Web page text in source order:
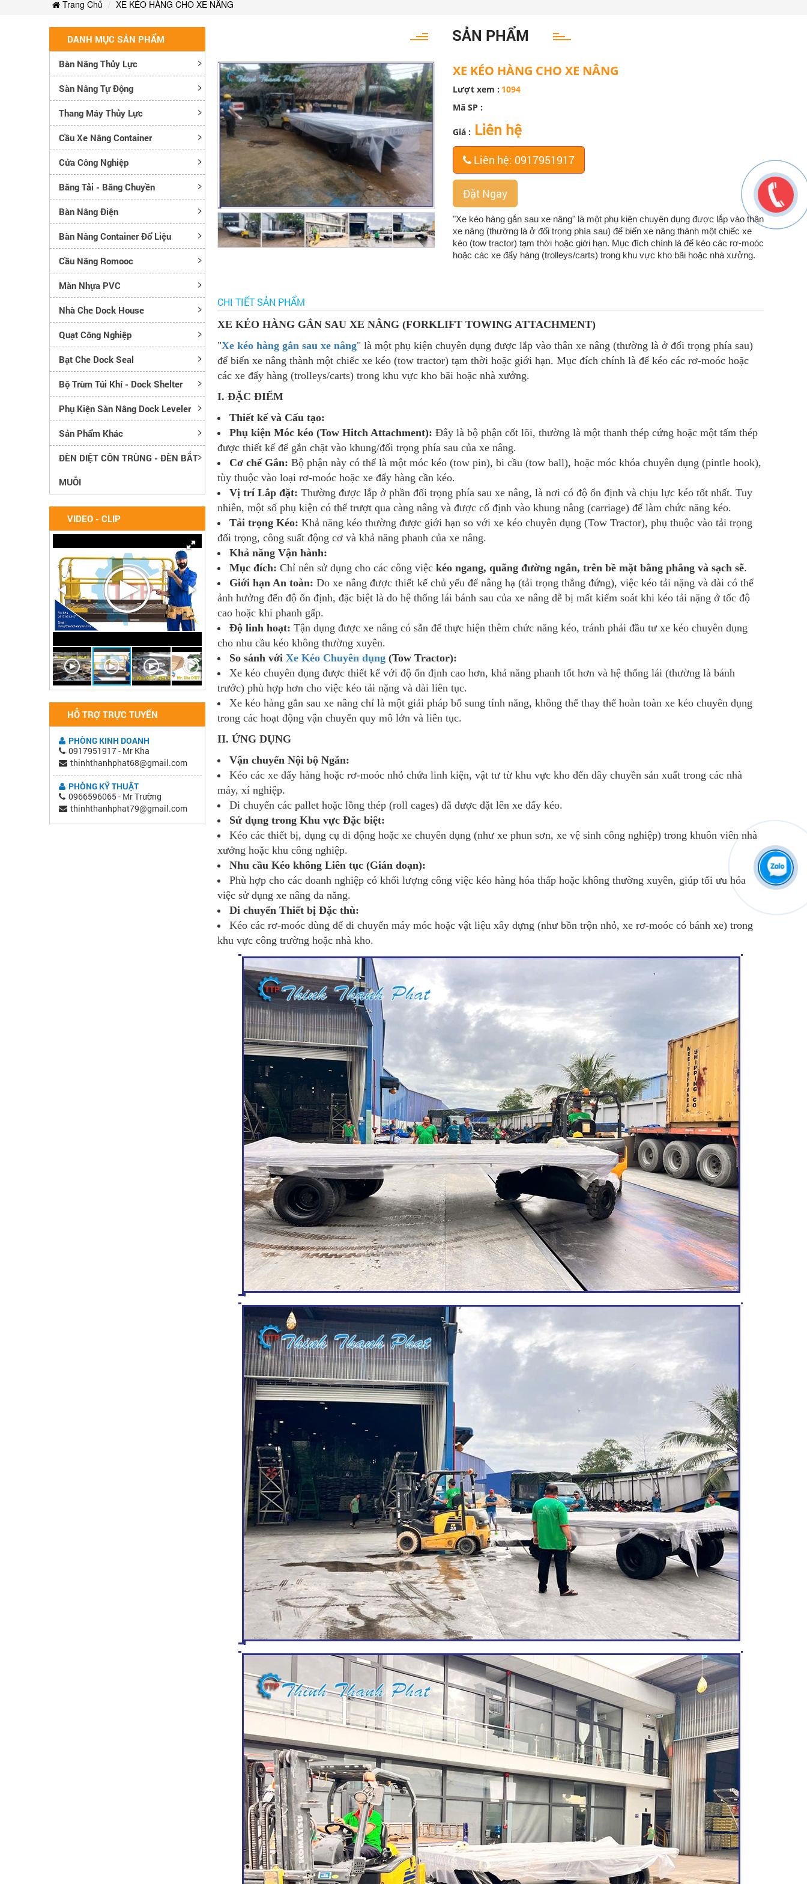
Trang Chủ XE KÉO HÀNG CHO XE NÂNG
DANH MỤC SẢN PHẨM
Bàn Nâng Thủy Lực
Sàn Nâng Tự Động
Thang Máy Thủy Lực
Cầu Xe Nâng Container
Cửa Công Nghiệp
Băng Tải - Băng Chuyền
Bàn Nâng Điện
Bàn Nâng Container Đổ Liệu
Cầu Nâng Romooc
Màn Nhựa PVC
Nhà Che Dock House
Quạt Công Nghiệp
Bạt Che Dock Seal
Bộ Trùm Túi Khí - Dock Shelter
Phụ Kiện Sàn Nâng Dock Leveler
Sản Phẩm Khác
ĐÈN DIỆT CÔN TRÙNG - ĐÈN BẮT
MUỖI
VIDEO - CLIP
HỖ TRỢ TRỰC TUYẾN
PHÒNG KINH DOANH
0917951917 - Mr Kha
thinhthanhphat68@gmail.com
PHÒNG KỸ THUẬT
0966596065 - Mr Trường
thinhthanhphat79@gmail.com
SẢN PHẨM
XE KÉO HÀNG CHO XE NÂNG
Lượt xem : 1094
Mã SP :
Giá : Liên hệ
Liên hệ: 0917951917
Đặt Ngay
"Xe kéo hàng gắn sau xe nâng" là một phụ kiện chuyên dụng được lắp vào thân
xe nâng (thường là ở đối trọng phía sau) để biến xe nâng thành một chiếc xe
kéo (tow tractor) tạm thời hoặc giới hạn. Mục đích chính là để kéo các rơ-moóc
hoặc các xe đẩy hàng (trolleys/carts) trong khu vực kho bãi hoặc nhà xưởng.
CHI TIẾT SẢN PHẨM
XE KÉO HÀNG GẮN SAU XE NÂNG (FORKLIFT TOWING ATTACHMENT)
"Xe kéo hàng gắn sau xe nâng" là một phụ kiện chuyên dụng được lắp vào thân xe nâng (thường là ở đối trọng phía sau)
để biến xe nâng thành một chiếc xe kéo (tow tractor) tạm thời hoặc giới hạn. Mục đích chính là để kéo các rơ-moóc hoặc
các xe đẩy hàng (trolleys/carts) trong khu vực kho bãi hoặc nhà xưởng.
I. ĐẶC ĐIỂM
Thiết kế và Cấu tạo:
Phụ kiện Móc kéo (Tow Hitch Attachment): Đây là bộ phận cốt lõi, thường là một thanh thép cứng hoặc một tấm thép
được thiết kế để gắn chặt vào khung/đối trọng phía sau của xe nâng.
Cơ chế Gắn: Bộ phận này có thể là một móc kéo (tow pin), bi cầu (tow ball), hoặc móc khóa chuyên dụng (pintle hook),
tùy thuộc vào loại rơ-moóc hoặc xe đẩy hàng cần kéo.
Vị trí Lắp đặt: Thường được lắp ở phần đối trọng phía sau xe nâng, là nơi có độ ổn định và chịu lực kéo tốt nhất. Tuy
nhiên, một số phụ kiện có thể trượt qua càng nâng và được cố định vào khung nâng (carriage) để làm chức năng kéo.
Tải trọng Kéo: Khả năng kéo thường được giới hạn so với xe kéo chuyên dụng (Tow Tractor), phụ thuộc vào tải trọng
đối trọng, công suất động cơ và khả năng phanh của xe nâng.
Khả năng Vận hành:
Mục đích: Chỉ nên sử dụng cho các công việc kéo ngang, quãng đường ngắn, trên bề mặt bằng phẳng và sạch sẽ.
Giới hạn An toàn: Do xe nâng được thiết kế chủ yếu để nâng hạ (tải trọng thẳng đứng), việc kéo tải nặng và dài có thể
ảnh hưởng đến độ ổn định, đặc biệt là do hệ thống lái bánh sau của xe nâng dễ bị mất kiểm soát khi kéo tải nặng ở tốc độ
cao hoặc khi phanh gấp.
Độ linh hoạt: Tận dụng được xe nâng có sẵn để thực hiện thêm chức năng kéo, tránh phải đầu tư xe kéo chuyên dụng
cho nhu cầu kéo không thường xuyên.
So sánh với Xe Kéo Chuyên dụng (Tow Tractor):
Xe kéo chuyên dụng được thiết kế với độ ổn định cao hơn, khả năng phanh tốt hơn và hệ thống lái (thường là bánh
trước) phù hợp hơn cho việc kéo tải nặng và dài liên tục.
Xe kéo hàng gắn sau xe nâng chỉ là một giải pháp bổ sung tính năng, không thể thay thế hoàn toàn xe kéo chuyên dụng
trong các hoạt động vận chuyển quy mô lớn và liên tục.
II. ỨNG DỤNG
Vận chuyển Nội bộ Ngắn:
Kéo các xe đẩy hàng hoặc rơ-moóc nhỏ chứa linh kiện, vật tư từ khu vực kho đến dây chuyền sản xuất trong các nhà
máy, xí nghiệp.
Di chuyển các pallet hoặc lồng thép (roll cages) đã được đặt lên xe đẩy kéo.
Sử dụng trong Khu vực Đặc biệt:
Kéo các thiết bị, dụng cụ di động hoặc xe chuyên dụng (như xe phun sơn, xe vệ sinh công nghiệp) trong khuôn viên nhà
xưởng hoặc khu công nghiệp.
Nhu cầu Kéo không Liên tục (Gián đoạn):
Phù hợp cho các doanh nghiệp có khối lượng công việc kéo hàng hóa thấp hoặc không thường xuyên, giúp tối ưu hóa
việc sử dụng xe nâng đa năng.
Di chuyển Thiết bị Đặc thù:
Kéo các rơ-moóc dùng để di chuyển máy móc hoặc vật liệu xây dựng (như bồn trộn nhỏ, xe rơ-moóc có bánh xe) trong
khu vực công trường hoặc nhà kho.